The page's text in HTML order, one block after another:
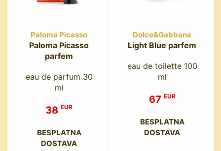
Paloma Picasso
Paloma Picasso
parfem
eau de parfum 30
ml
38 EUR
BESPLATNA
DOSTAVA
Dolce&Gabbana
Light Blue parfem
eau de toilette 100
ml
67 EUR
BESPLATNA
DOSTAVA